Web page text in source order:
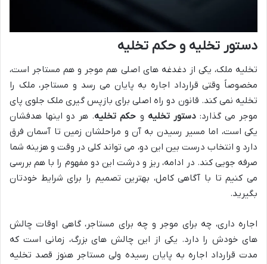
دستور تخلیه و حکم تخلیه
تخلیه ملک، یکی از دغدغه های اصلی هم موجر و هم مستاجر است،
مخصوصاً وقتی قرارداد اجاره به پایان می رسد و مستاجر، ملک را
تخلیه نمی کند. قانون دو راه اصلی برای بازپس گیری ملک جلوی پای
موجر می گذارد:دستور تخلیه و حکم تخلیه. هر دو اینها هدفشان
یکی است، اما مسیر رسیدن به آن و مراحلشان زمین تا آسمان فرق
دارد و انتخاب درست بین این دو، می تواند کلی در وقت و هزینه شما
صرفه جویی کند. در ادامه، ریز و درشت این دو مفهوم را با هم بررسی
می کنیم تا با آگاهی کامل، بهترین تصمیم را برای شرایط خودتان
بگیرید.
اجاره داری، چه برای موجر و چه برای مستاجر، گاهی اوقات چالش
های خودش را دارد. یکی از این چالش های بزرگ، زمانی است که
مدت قرارداد اجاره به پایان رسیده ولی مستاجر هنوز قصد تخلیه